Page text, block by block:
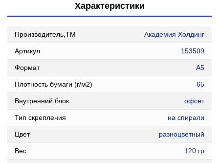
Характеристики
Производитель,ТМ Академия Холдинг
Артикул 153509
Формат А5
Плотность бумаги (г/м2) 65
Внутренний блок офсет
Тип скрепления на спирали
Цвет разноцветный
Вес 120 гр